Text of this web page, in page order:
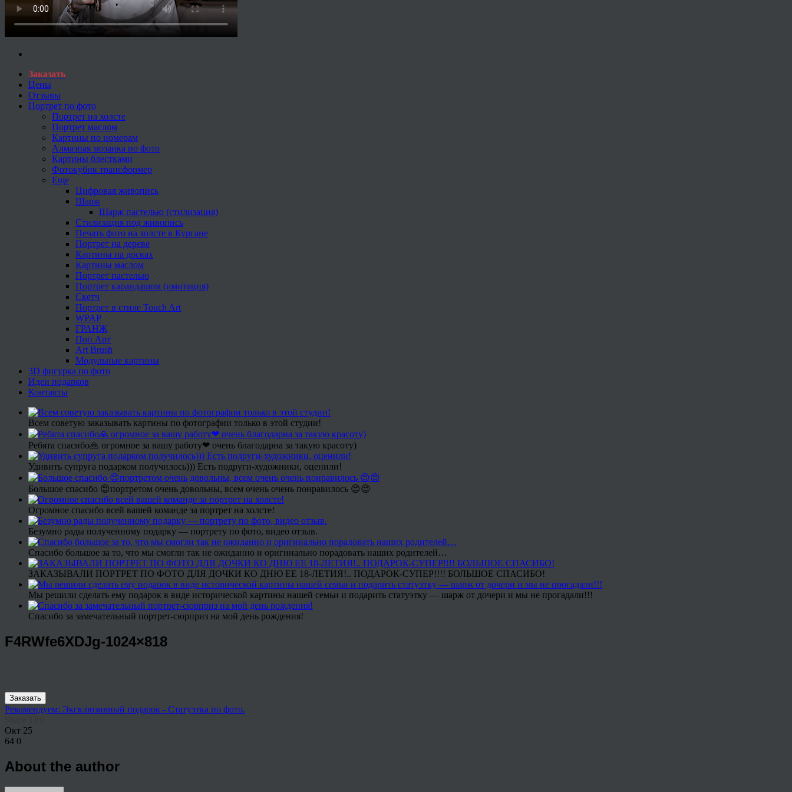
Заказать
Цены
Отзывы
Портрет по фото
Портрет на холсте
Портрет маслом
Картины по номерам
Алмазная мозаика по фото
Картины блестками
Фотокубик трансформер
Еще
Цифровая живопись
Шарж
Шарж пастелью (стилизация)
Стилизация под живопись
Печать фото на холсте в Кургане
Портрет на дереве
Картины на досках
Картины маслом
Портрет пастелью
Портрет карандашом (имитация)
Скетч
Портрет в стиле Touch Art
WPAP
ГРАНЖ
Поп Арт
Art Brush
Модульные картины
3D фигурка по фото
Идеи подарков
Контакты
Всем советую заказывать картины по фотографии только в этой студии!
Ребята спасибо🙏 огромное за вашу работу❤ очень благодарна за такую красоту)
Удивить супруга подарком получилось))) Есть подруги-художники, оценили!
Большое спасибо 😍портретом очень довольны, всем очень очень понравилось 😍😍
Огромное спасибо всей вашей команде за портрет на холсте!
Безумно рады полученному подарку — портрету по фото, видео отзыв.
Спасибо большое за то, что мы смогли так не ожиданно и оригинально порадовать наших родителей…
ЗАКАЗЫВАЛИ ПОРТРЕТ ПО ФОТО ДЛЯ ДОЧКИ КО ДНЮ ЕЕ 18-ЛЕТИЯ!.. ПОДАРОК-СУПЕР!!!! БОЛЬШОЕ СПАСИБО!
Мы решили сделать ему подарок в виде исторической картины нашей семьи и подарить статуэтку — шарж от дочери и мы не прогадали!!!
Спасибо за замечательный портрет-сюрприз на мой день рождения!
F4RWfe6XDJg-1024×818
Заказать
Рекомендуем: Эксклюзивный подарок - Статуэтка по фото.
Окт 25
64 0
About the author